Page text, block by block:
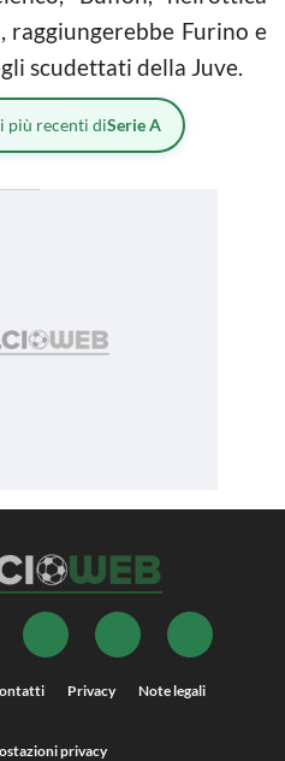
, raggiungerebbe Furino e
scudettati della Juve.
più recenti diSerie A
Privacy Note legali
privacy